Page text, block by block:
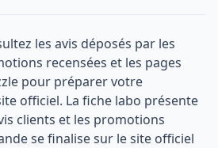
les avis déposés par les
recensées et les pages
pour préparer votre
officiel. La fiche labo présente
clients et les promotions
se finalise sur le site officiel